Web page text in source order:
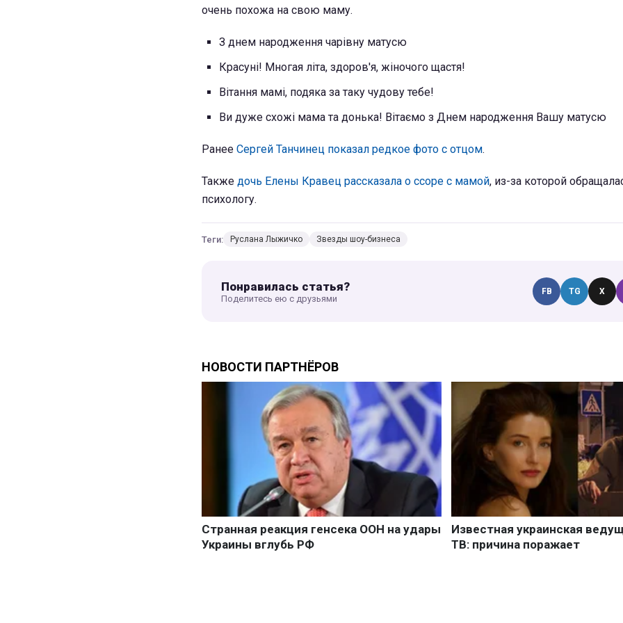
очень похожа на свою маму.
З днем народження чарівну матусю
Красуні! Многая літа, здоров'я, жіночого щастя!
Вітання мамі, подяка за таку чудову тебе!
Ви дуже схожі мама та донька! Вітаємо з Днем народження Вашу матусю
Ранее Сергей Танчинец показал редкое фото с отцом.
Также дочь Елены Кравец рассказала о ссоре с мамой, из-за которой
психологу.
Теги: Руслана Лыжичко Звезды шоу-бизнеса
Понравилась статья?
Поделитесь ею с друзьями
FB TG X